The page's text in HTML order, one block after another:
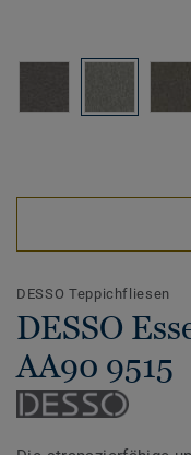
DESSO Teppichfliesen
DESSO
AA90 9515